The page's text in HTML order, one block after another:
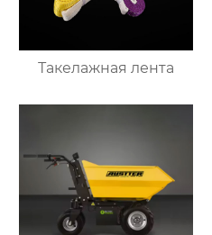
Такелажная лента